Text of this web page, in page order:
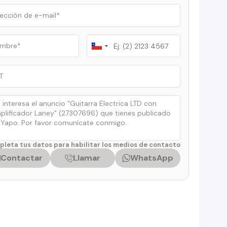
Chile
+56
tus datos para habilitar los medios de contacto
Contactar Llamar WhatsApp